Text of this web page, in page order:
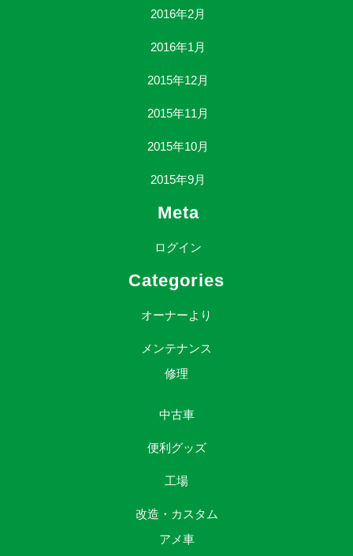
2016年2月
2016年1月
2015年12月
2015年11月
2015年10月
2015年9月
Meta
ログイン
Categories
オーナーより
メンテナンス
修理
中古車
便利グッズ
工場
改造・カスタム
アメ車